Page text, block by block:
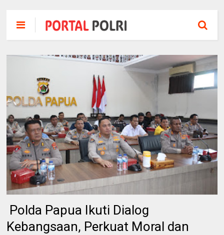
‎ Polda Papua Ikuti Dialog
Kebangsaan, Perkuat Moral dan